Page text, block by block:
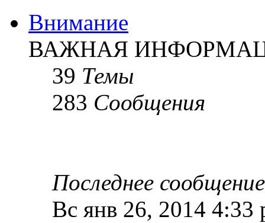
Внимание
ВАЖНАЯ
39 Темы
283 Сообщения
Последнее сообщение
Вс янв 26, 2014 4:33